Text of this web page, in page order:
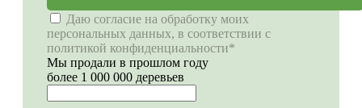
Даю согласие на обработку моих
персональных данных, в соответствии с
политикой конфиденциальности*
Мы продали в прошлом году
более 1 000 000 деревьев